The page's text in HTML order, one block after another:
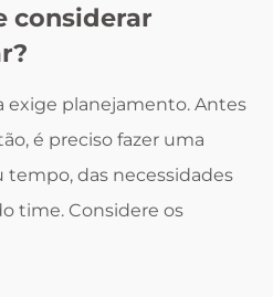
considerar
exige planejamento. Antes
é preciso fazer uma
tempo, das necessidades
time. Considere os